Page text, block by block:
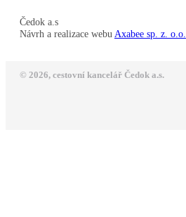
Čedok a.s
Návrh a realizace webu Axabee sp. z. o.o.
© 2026, cestovní kancelář Čedok a.s.